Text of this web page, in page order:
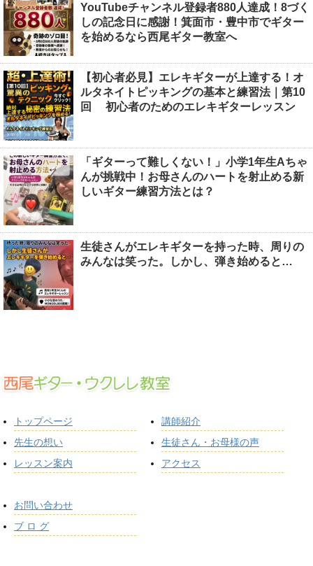
YouTubeチャンネル登録者880人達成！8づく
しの記念日に感謝！箕面市・豊中市でギター
を始めるなら西尾ギター教室へ
【初心者必見】エレキギターが上達する！オ
ルタネイトピッキングの基本と練習法｜第10
回 初心者のためのエレキギターレッスン
「ギターって難しくない！」小学1年生Aちゃ
んが挑戦中！お母さんのハートを射止める新
しいギター練習方法とは？
生徒さんがエレキギターを持った時、周りの
みんなは笑った。しかし、弾き始めると…
トップページ
先生の想い
レッスン案内
講師紹介
生徒さん・お母様の声
アクセス
お問い合わせ
ブ ロ グ